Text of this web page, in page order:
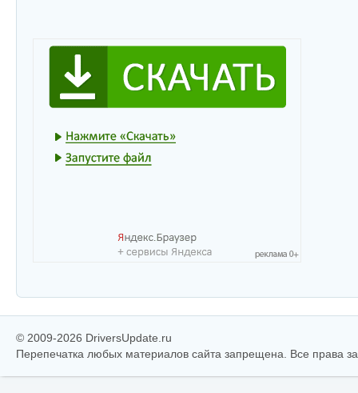
© 2009-2026 DriversUpdate.ru
Перепечатка любых материалов сайта запрещена. Все права